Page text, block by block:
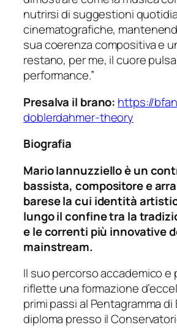
nutrirsi di suggestioni
cinematografiche,
sua coerenza compositiva e
restano, per me, il cuore
performance.”
Presalva il brano: https://
doblerdahmer-theory
Biografia
Mario Iannuzziello è un
bassista, compositore e
barese la cui identità
lungo il confine tra la
e le correnti più innovative
mainstream.
Il suo percorso accademico e
riflette una formazione
primi passi al Pentagramma di
diploma presso il